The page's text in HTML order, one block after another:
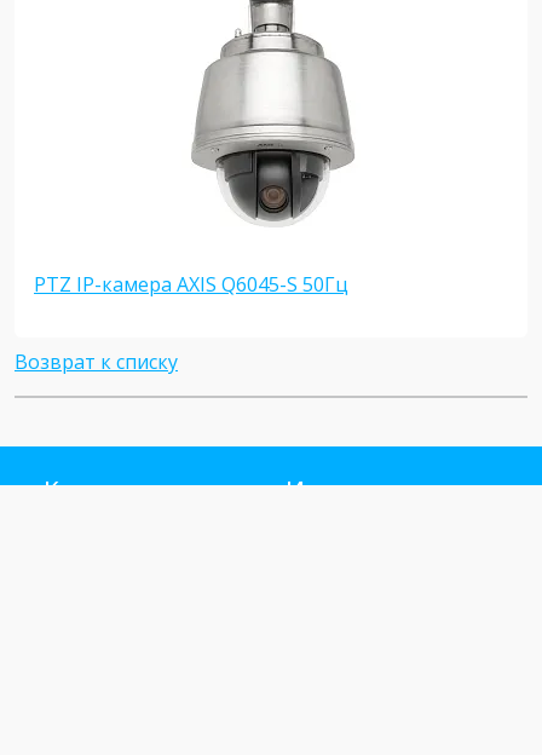
PTZ IP-камера AXIS Q6045-S 50Гц
Возврат к списку
Компания
Интернет